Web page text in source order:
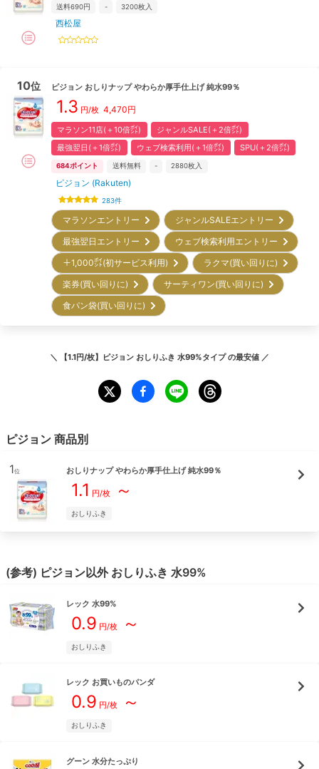
送料690円 - 3200枚入
西松屋
10位 ピジョン おしりナップ やわらか厚手仕上げ 純水99％
1.3 円/枚 4,470円
マラソン11店(＋10倍㌽)
ジャンルSALE(＋2倍㌽)
最強翌日(＋1倍㌽)
ウェブ検索利用(＋1倍㌽) SPU(＋2倍㌽)
684ポイント 送料無料 - 2880枚入
ピジョン (Rakuten)
283件
マラソンエントリー
ジャンルSALEエントリー
最強翌日エントリー
ウェブ検索利用エントリー
＋1,000㌽(初サービス利用)
ラクマ(買い回りに)
楽券(買い回りに)
サーティワン(買い回りに)
食パン袋(買い回りに)
＼ 【1.1円/枚】ピジョン おしりふき 水99%タイプの最安値 ／
ピジョン 商品別
1位 おしりナップ やわらか厚手仕上げ 純水99％
1.1 円/枚～
おしりふき
(参考) ピジョン以外 おしりふき 水99%
レック 水99%
0.9 円/枚～
おしりふき
レック お買いものパンダ
0.9 円/枚～
おしりふき
グーン 水分たっぷり